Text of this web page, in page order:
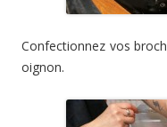
Confectionnez vos
oignon.